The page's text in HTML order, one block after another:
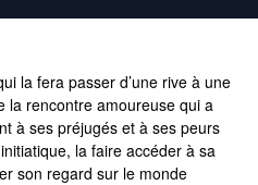
la fera passer d’une rive à une
la rencontre amoureuse qui a
à ses préjugés et à ses peurs
la faire accéder à sa
son regard sur le monde